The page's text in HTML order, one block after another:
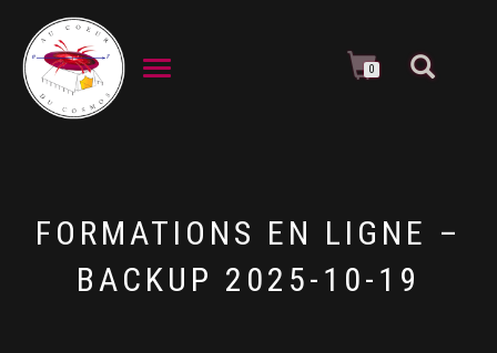
DÉPLIER LA NAVIGATION 0
FORMATIONS EN LIGNE –
BACKUP 2025-10-19